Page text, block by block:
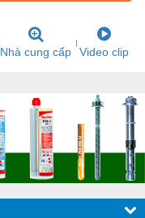
Nhà cung cấp Video clip